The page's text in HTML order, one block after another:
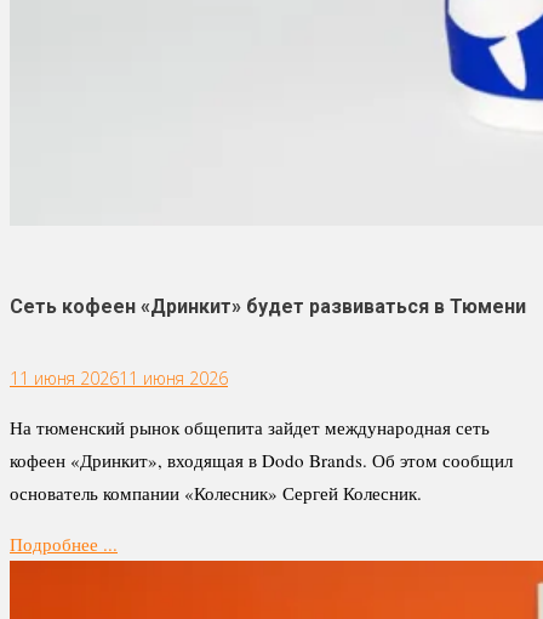
Сеть кофеен «Дринкит» будет развиваться в Тюмени
11 июня 202611 июня 2026
На тюменский рынок общепита зайдет международная сеть
кофеен «Дринкит», входящая в Dodo Brands. Об этом сообщил
основатель компании «Колесник» Сергей Колесник.
Подробнее ...